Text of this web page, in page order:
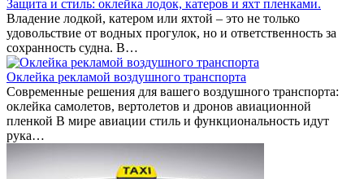
Защита и стиль: оклейка лодок, катеров и яхт пленками.
Владение лодкой, катером или яхтой – это не только
удовольствие от водных прогулок, но и ответственность за
сохранность судна. В…
Оклейка рекламой воздушного транспорта
Современные решения для вашего воздушного транспорта:
оклейка самолетов, вертолетов и дронов авиационной
пленкой В мире авиации стиль и функциональность идут
рука…